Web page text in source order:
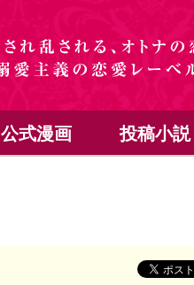
公式漫画 投稿小説